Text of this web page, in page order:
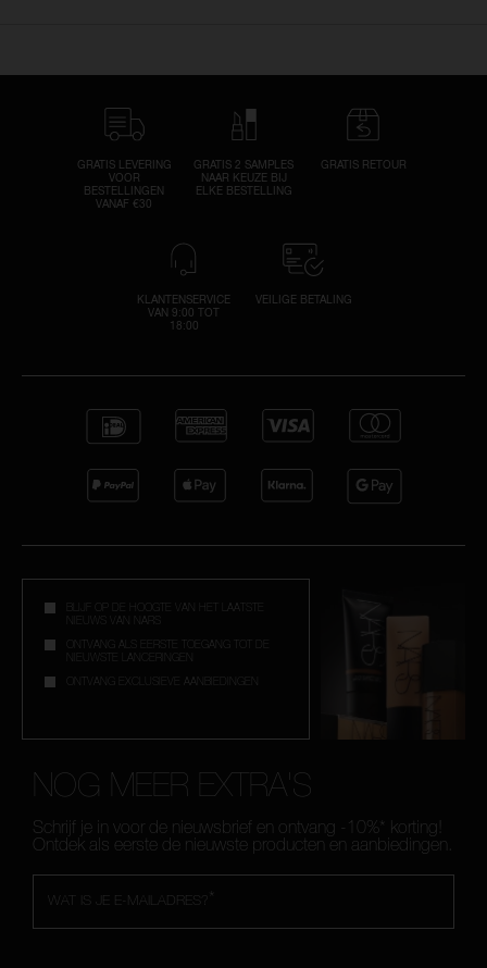
GRATIS LEVERING
VOOR
BESTELLINGEN
VANAF €30
GRATIS 2 SAMPLES
NAAR KEUZE BIJ
ELKE BESTELLING
GRATIS RETOUR
KLANTENSERVICE
VAN 9:00 TOT
18:00
VEILIGE BETALING
BLIJF OP DE HOOGTE VAN HET LAATSTE
NIEUWS VAN NARS
ONTVANG ALS EERSTE TOEGANG TOT DE
NIEUWSTE LANCERINGEN
ONTVANG EXCLUSIEVE AANBIEDINGEN
NOG MEER EXTRA'S
Schrijf je in voor de nieuwsbrief en ontvang -10%* korting!
Ontdek als eerste de nieuwste producten en aanbiedingen.
*
WAT IS JE E-MAILADRES?